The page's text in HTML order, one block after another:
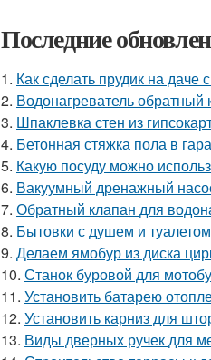
Последние
1. Как сделать прудик на
2. Водонагреватель
3. Шпаклевка стен из
4. Бетонная стяжка пола в
5. Какую посуду можно
6. Вакуумный дренажный
7. Обратный клапан для
8. Бытовки с душем и
9. Делаем ямобур из диска
10. Станок буровой для
11. Установить батарею
12. Установить карниз для
13. Виды дверных ручек для